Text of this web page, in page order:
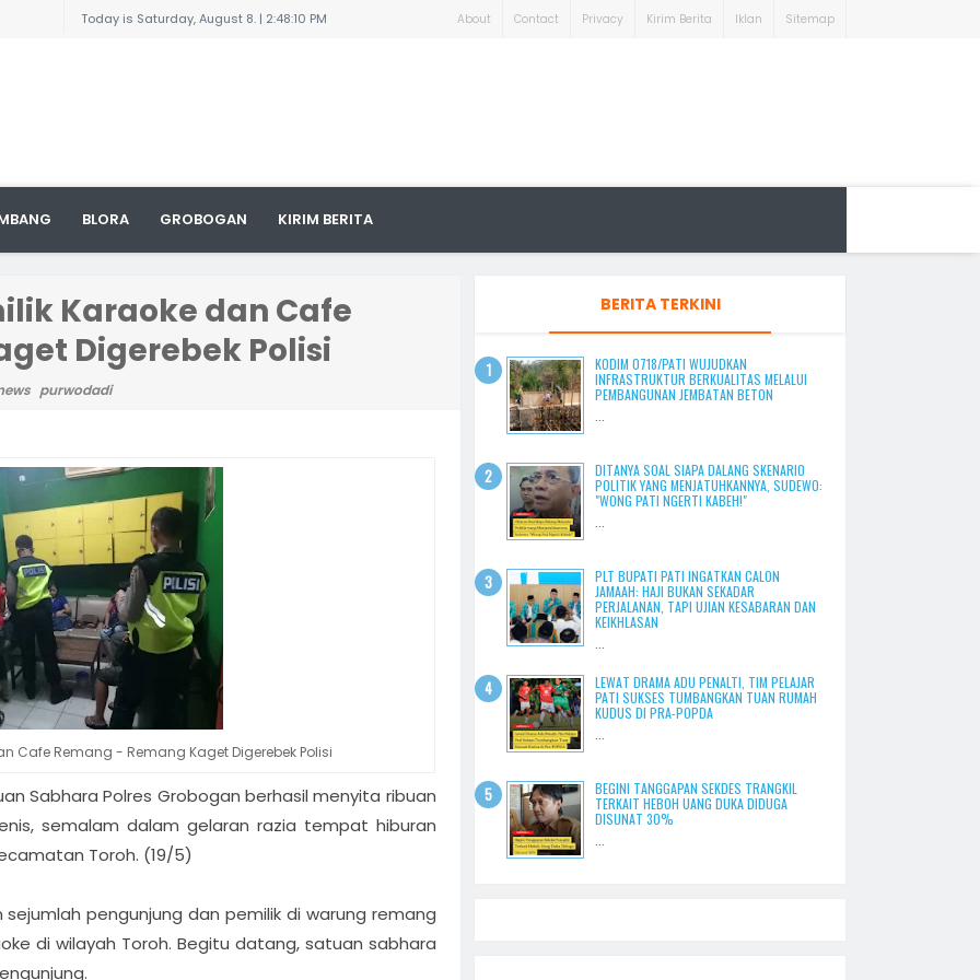
1300
Today is Saturday, August 8. | 2:48:10 PM About Contact Privacy Kirim Berita Iklan Sitemap
BLORA GROBOGAN KIRIM BERITA
Karaoke dan Cafe
Digerebek Polisi
purwodadi
Cafe Remang - Remang Kaget Digerebek Polisi
Sabhara Polres Grobogan berhasil menyita ribuan
semalam dalam gelaran razia tempat hiburan
Toroh. (19/5)
pengunjung dan pemilik di warung remang
di wilayah Toroh. Begitu datang, satuan sabhara
BERITA TERKINI
KODIM 0718/PATI WUJUDKAN
INFRASTRUKTUR BERKUALITAS MELALUI
PEMBANGUNAN JEMBATAN BETON
DITANYA SOAL SIAPA DALANG SKENARIO
POLITIK YANG MENJATUHKANNYA, SUDEWO:
"WONG PATI NGERTI KABEH!"
PLT BUPATI PATI INGATKAN CALON
JAMAAH: HAJI BUKAN SEKADAR
PERJALANAN, TAPI UJIAN KESABARAN DAN
KEIKHLASAN
LEWAT DRAMA ADU PENALTI, TIM PELAJAR
PATI SUKSES TUMBANGKAN TUAN RUMAH
KUDUS DI PRA-POPDA
BEGINI TANGGAPAN SEKDES TRANGKIL
TERKAIT HEBOH UANG DUKA DIDUGA
DISUNAT 30%